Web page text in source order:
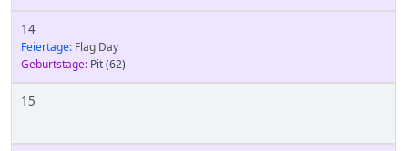
14
Feiertage: Flag Day
Geburtstage: Pit(62)
15